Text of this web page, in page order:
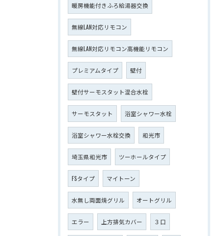
暖房機能付きふろ給湯器交換
無線LAN対応リモコン
無線LAN対応リモコン高機能リモコン
プレミアムタイプ 壁付
壁付サーモスタット混合水栓
サーモスタット 浴室シャワー水栓
浴室シャワー水栓交換 和光市
埼玉県和光市 ツーホールタイプ
FSタイプ マイトーン
水無し両面焼グリル オートグリル
エラー 上方排気カバー ３口